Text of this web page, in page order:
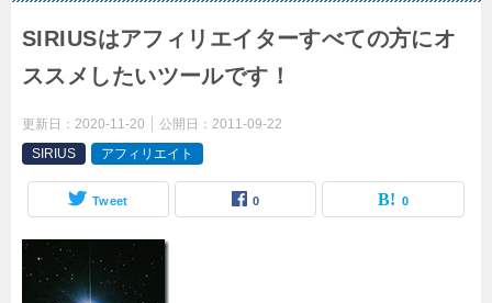
SIRIUSはアフィリエイターすべての方にオ
ススメしたいツールです！
更新日： 2020-11-20 公開日： 2011-09-22
SIRIUS
アフィリエイト
Tweet 0 0